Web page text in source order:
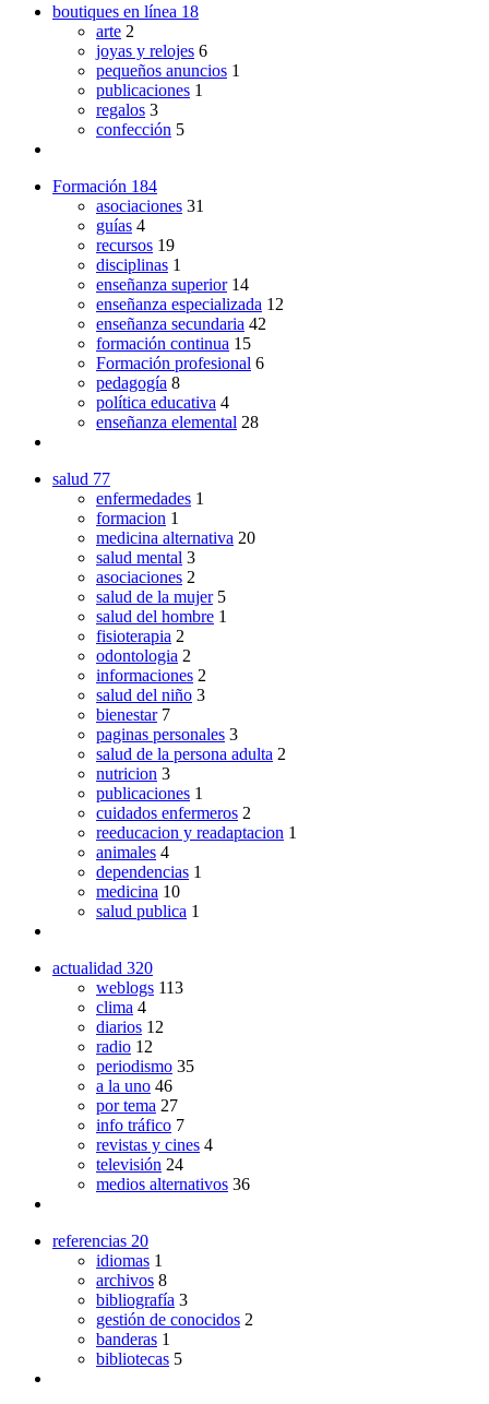
boutiques en línea 18
arte 2
joyas y relojes 6
pequeños anuncios 1
publicaciones 1
regalos 3
confección 5
Formación 184
asociaciones 31
guías 4
recursos 19
disciplinas 1
enseñanza superior 14
enseñanza especializada 12
enseñanza secundaria 42
formación continua 15
Formación profesional 6
pedagogía 8
política educativa 4
enseñanza elemental 28
salud 77
enfermedades 1
formacion 1
medicina alternativa 20
salud mental 3
asociaciones 2
salud de la mujer 5
salud del hombre 1
fisioterapia 2
odontologia 2
informaciones 2
salud del niño 3
bienestar 7
paginas personales 3
salud de la persona adulta 2
nutricion 3
publicaciones 1
cuidados enfermeros 2
reeducacion y readaptacion 1
animales 4
dependencias 1
medicina 10
salud publica 1
actualidad 320
weblogs 113
clima 4
diarios 12
radio 12
periodismo 35
a la uno 46
por tema 27
info tráfico 7
revistas y cines 4
televisión 24
medios alternativos 36
referencias 20
idiomas 1
archivos 8
bibliografía 3
gestión de conocidos 2
banderas 1
bibliotecas 5